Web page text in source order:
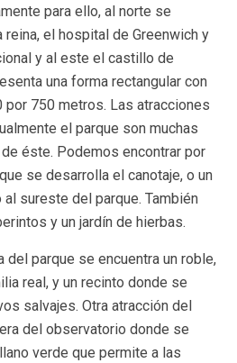
para ello, al norte se
reina, el hospital de Greenwich y
y al este el castillo de
una forma rectangular con
por 750 metros. Las atracciones
el parque son muchas
éste. Podemos encontrar por
se desarrolla el canotaje, o un
sureste del parque. También
y un jardín de hierbas.
del parque se encuentra un roble,
real, y un recinto donde se
salvajes. Otra atracción del
del observatorio donde se
verde que permite a las